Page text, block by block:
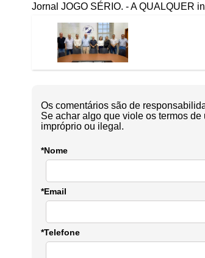
Jornal JOGO SÉRIO. - A QUALQUER
Os comentários são de
Se achar algo que viole os termos
impróprio ou ilegal.
*Nome
*Email
*Telefone